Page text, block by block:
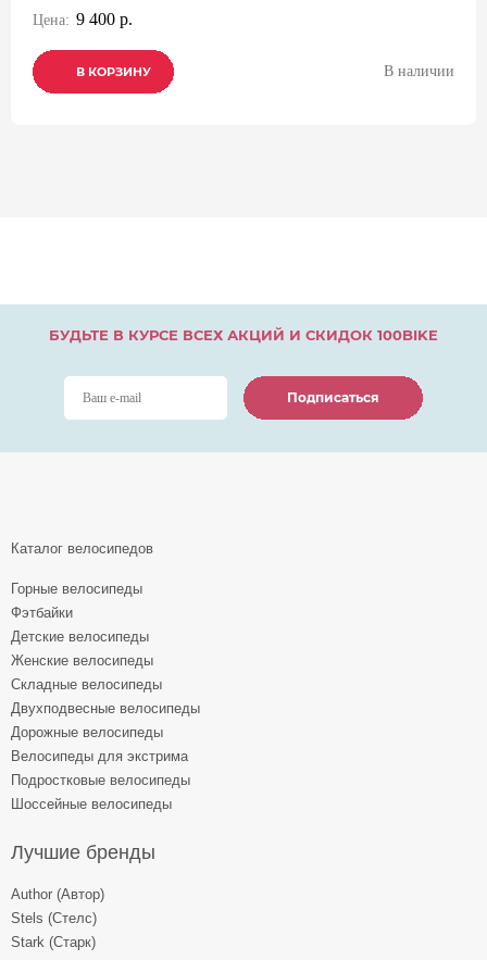
Цена: 9 400 р.
В КОРЗИНУ
В КОРЗИНУ
В КОРЗИНУ В наличии
БУДЬТЕ В КУРСЕ ВСЕХ АКЦИЙ И СКИДОК 100BIKE
Подписаться
Подписаться
Подписаться
Каталог велосипедов
Горные велосипеды
Фэтбайки
Детские велосипеды
Женские велосипеды
Складные велосипеды
Двухподвесные велосипеды
Дорожные велосипеды
Велосипеды для экстрима
Подростковые велосипеды
Шоссейные велосипеды
Лучшие бренды
Author (Автор)
Stels (Стелс)
Stark (Старк)